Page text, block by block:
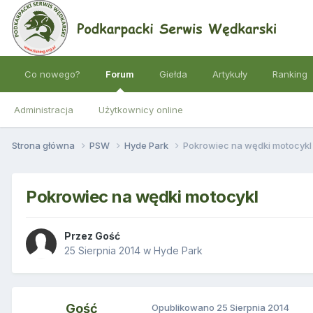
Co nowego? Forum
Administracja Użytkownicy online
Giełda Artykuły Ranking
Strona główna PSW Hyde Park Pokrowiec na wędki motocykl
Pokrowiec na wędki motocykl
Przez Gość
25 Sierpnia 2014 w Hyde Park
Gość Opublikowano 25 Sierpnia 2014